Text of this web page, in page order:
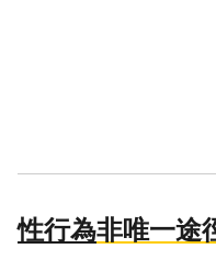
性行為非唯一途